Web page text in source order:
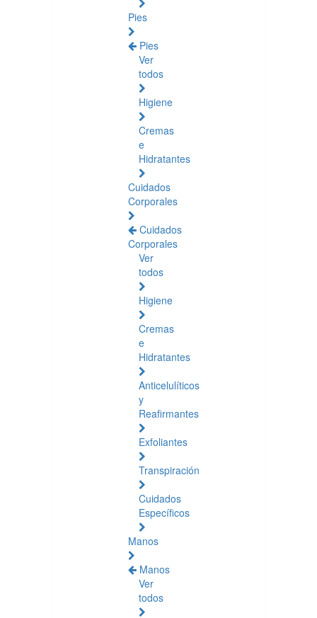
Pies
Pies
Ver
todos
Higiene
Cremas
e
Hidratantes
Cuidados
Corporales
Cuidados
Corporales
Ver
todos
Higiene
Cremas
e
Hidratantes
Anticelulíticos
y
Reafirmantes
Exfoliantes
Transpiración
Cuidados
Específicos
Manos
Manos
Ver
todos